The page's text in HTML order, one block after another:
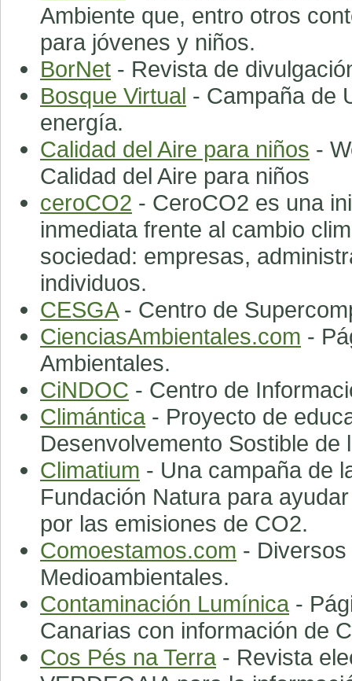
Ambiente que, entro otros
para jóvenes y niños.
BorNet - Revista de
Bosque Virtual - Campaña de
energía.
Calidad del Aire para niños -
Calidad del Aire para niños
ceroCO2 - CeroCO2 es una
inmediata frente al cambio
sociedad: empresas,
individuos.
CESGA- Centro de
CienciasAmbientales.com -
Ambientales.
CiNDOC - Centro de
Climántica - Proyecto de
Desenvolvemento Sostible de
Climatium - Una campaña de
Fundación Natura para
por las emisiones de CO2.
Comoestamos.com -
Medioambientales.
Contaminación Lumínica -
Canarias con información de
Cos Pés na Terra - Revista